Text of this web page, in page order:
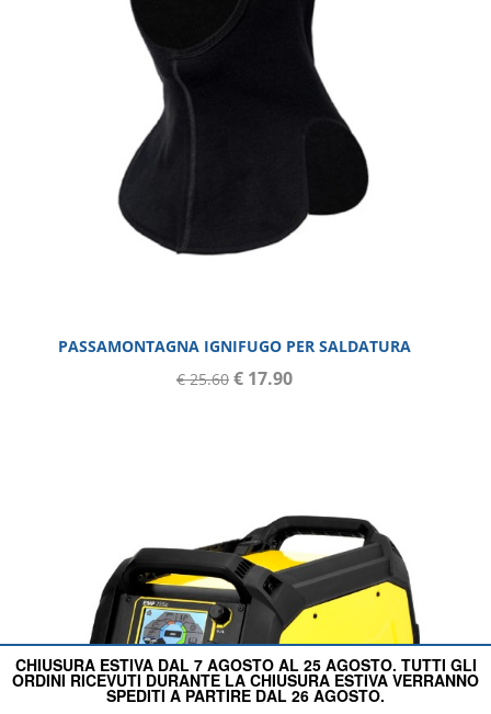
CHIUSURA ESTIVA DAL 7 AGOSTO AL 25 AGOSTO. TUTTI GLI
ORDINI RICEVUTI DURANTE LA CHIUSURA ESTIVA VERRANNO
SPEDITI A PARTIRE DAL 26 AGOSTO.
PASSAMONTAGNA IGNIFUGO PER SALDATURA
€ 25.60 € 17.90